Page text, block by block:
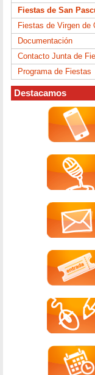
Fiestas de San
Fiestas de Virgen de
Documentación
Contacto Junta de
Programa de Fiestas
Destacamos